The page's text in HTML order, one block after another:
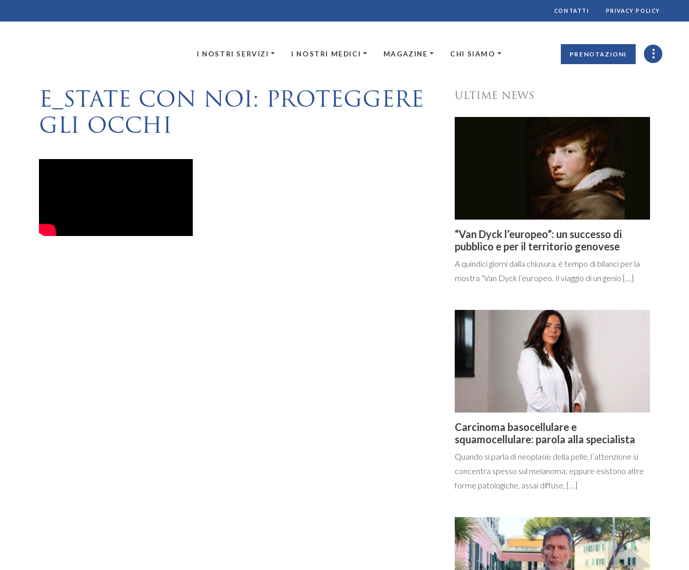
CONTATTI PRIVACY POLICY
I NOSTRI SERVIZI I NOSTRI MEDICI MAGAZINE CHI SIAMO PRENOTAZIONI
E_STATE CON NOI: PROTEGGERE
GLI OCCHI
ULTIME NEWS
“Van Dyck l’europeo”: un successo di
pubblico e per il territorio genovese
A quindici giorni dalla chiusura, è tempo di bilanci per la
mostra “Van Dyck l’europeo. Il viaggio di un genio […]
Carcinoma basocellulare e
squamocellulare: parola alla specialista
Quando si parla di neoplasie della pelle, l’attenzione si
concentra spesso sul melanoma; eppure esistono altre
forme patologiche, assai diffuse, […]